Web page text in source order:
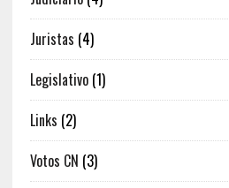
Juristas (4)
Legislativo(1)
Links (2)
Votos CN (3)